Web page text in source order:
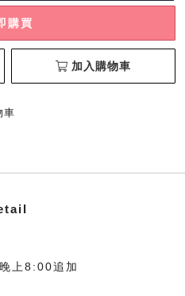
購買
加入購物車
車
上8:00追加